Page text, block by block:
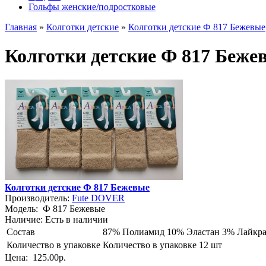
Гольфы женские/подростковые
Главная » Колготки детские » Колготки детские Ф 817 Бежевые
Колготки детские Ф 817
Колготки детские Ф 817 Бежевые
Производитель: Fute DOVER
Модель: Ф 817 Бежевые
Наличие: Есть в наличии
Состав
87% Полиамид 10% Эластан 3% Лайкра
Количество в упаковке Количество в упаковке 12 шт
Цена: 125.00р.